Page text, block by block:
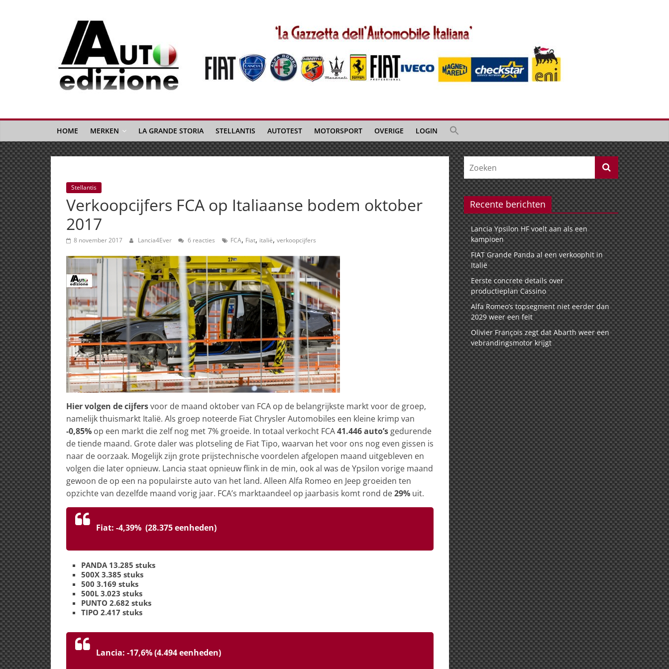
Auto
Edizione
La
Gazetta
dell'Automobile
Italiana
|
Italiaans
autonieuws
&
lifestyle
HOME MERKEN LA GRANDE STORIA STELLANTIS AUTOTEST MOTORSPORT OVERIGE LOGIN
Stellantis
Verkoopcijfers FCA op Italiaanse bodem oktober
2017
8 november 2017 Lancia4Ever 6 reacties FCA, Fiat, italië, verkoopcijfers
Hier volgen de cijfersvoor de maand oktober van FCA op de belangrijkste markt voor de groep,
namelijk thuismarkt Italië. Als groep noteerde Fiat Chrysler Automobiles een kleine krimp van
-0,85% op een markt die zelf nog met 7% groeide. In totaal verkocht FCA41.446 auto’s gedurende
de tiende maand. Grote daler was plotseling de Fiat Tipo, waarvan het voor ons nog even gissen is
naar de oorzaak. Mogelijk zijn grote prijstechnische voordelen afgelopen maand uitgebleven en
volgen die later opnieuw. Lancia staat opnieuw flink in de min, ook al was de Ypsilon vorige maand
gewoon de op een na populairste auto van het land. Alleen Alfa Romeo en Jeep groeiden ten
opzichte van dezelfde maand vorig jaar. FCA’s marktaandeel op jaarbasis komt rond de29% uit.
Fiat: -4,39% (28.375 eenheden)
PANDA 13.285 stuks
500X 3.385 stuks
500 3.169 stuks
500L 3.023 stuks
PUNTO 2.682 stuks
TIPO 2.417 stuks
Lancia: -17,6% (4.494 eenheden)
Recente berichten
Lancia Ypsilon HF voelt aan als een
kampioen
FIAT Grande Panda al een verkoophit in
Italië
Eerste concrete details over
productieplan Cassino
Alfa Romeo’s topsegment niet eerder dan
2029 weer een feit
Olivier François zegt dat Abarth weer een
vebrandingsmotor krijgt